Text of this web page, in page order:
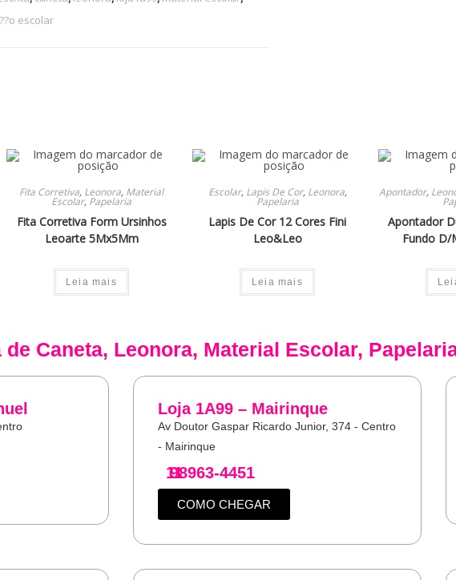
escolar
Fita Corretiva, Leonora, Material
Escolar, Papelaria
Fita Corretiva Form Ursinhos
Leoarte 5Mx5Mm
Leia mais
Escolar, Lapis De Cor, Leonora,
Papelaria
Lapis De Cor 12 Cores Fini
Leo&Leo
Leia mais
Apontador,
Apontador
Fundo D/
de Caneta, Leonora, Material Escolar,
Loja 1A99 – Mairinque
Av Doutor Gaspar Ricardo Junior, 374 - Centro
- Mairinque
11
98963-4451
COMO CHEGAR